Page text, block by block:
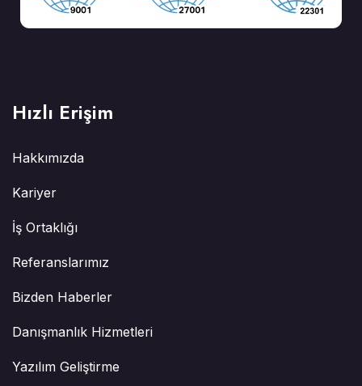
Hızlı Erişim
Hakkımızda
Kariyer
İş Ortaklığı
Referanslarımız
Bizden Haberler
Danışmanlık Hizmetleri
Yazılım Geliştirme